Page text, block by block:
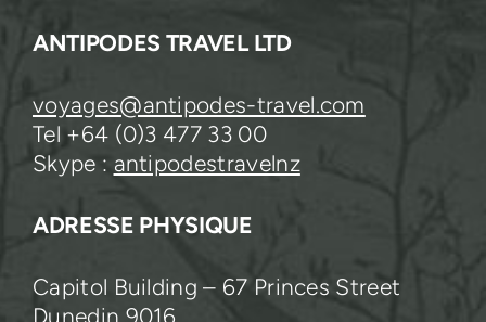
ANTIPODES TRAVEL LTD
voyages@antipodes-travel.com
Tel +64 (0)3 477 33 00
Skype : antipodestravelnz
ADRESSE PHYSIQUE
Capitol Building – 67 Princes Street
Dunedin 9016